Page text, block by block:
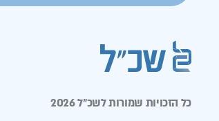
כל הזכויות שמורות לשכ״ל 2026